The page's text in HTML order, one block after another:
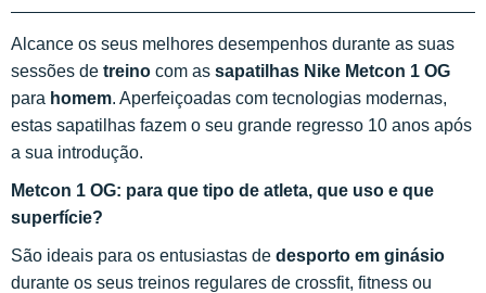
Alcance os seus melhores desempenhos durante as suas
sessões de treino com as sapatilhas Nike Metcon 1 OG
para homem. Aperfeiçoadas com tecnologias modernas,
estas sapatilhas fazem o seu grande regresso 10 anos após
a sua introdução.
Metcon 1 OG: para que tipo de atleta, que uso e que
superfície?
São ideais para os entusiastas de desporto em ginásio
durante os seus treinos regulares de crossfit, fitness ou